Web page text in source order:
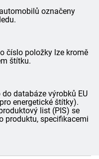
označeny
číslo položky lze kromě
štítku.
databáze výrobků EU
energetické štítky).
list (PIS) se
produktu, specifikacemi